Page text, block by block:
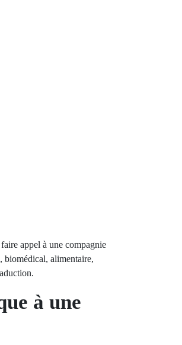
appel à une compagnie
biomédical, alimentaire,
à une